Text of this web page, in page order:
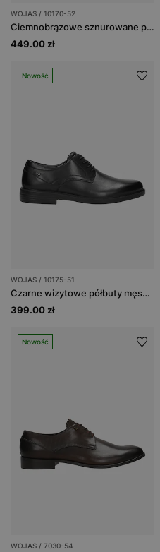
WOJAS / 10170-52
Ciemnobrązowe sznurowane półbuty męskie typu trampki
449.00 zł
Nowość
WOJAS / 10175-51
Czarne wizytowe półbuty męskie ze skóry licowej
399.00 zł
Nowość
WOJAS / 7030-54